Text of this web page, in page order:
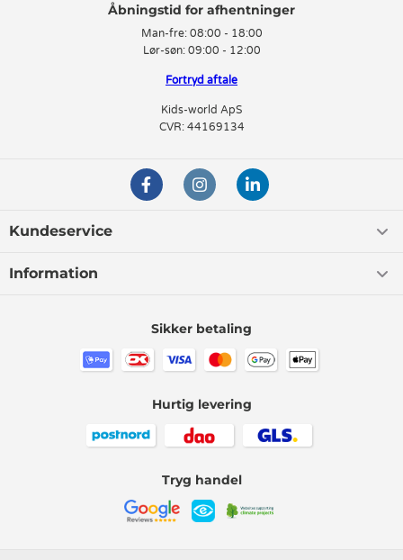
Man-fre: 08:00 - 18:00
Lør-søn: 09:00 - 12:00
Fortryd aftale
Kids-world ApS
CVR: 44169134
Kundeservice
Information
Sikker betaling
Hurtig levering
Tryg handel